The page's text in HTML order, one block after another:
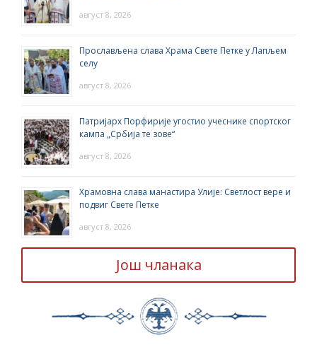
август 8, 2026
Прослављена слава Храма Свете Петке у Лапљем
селу
август 8, 2026
Патријарх Порфирије угостио учеснике спортског
кампа „Србија те зове“
август 8, 2026
Храмовна слава манастира Улије: Светлост вере и
подвиг Свете Петке
август 8, 2026
Још чланака